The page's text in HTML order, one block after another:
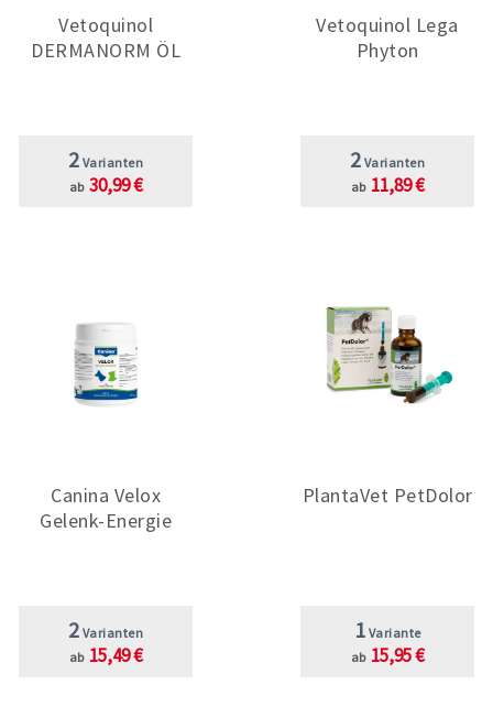
Vetoquinol
DERMANORM ÖL
2 Varianten
ab 30,99 €
Vetoquinol Lega
Phyton
2 Varianten
ab 11,89 €
Canina Velox
Gelenk-Energie
2 Varianten
ab 15,49 €
PlantaVet PetDolor
1 Variante
ab 15,95 €